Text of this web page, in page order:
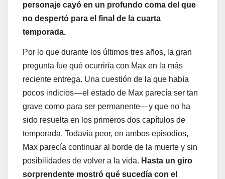
personaje cayó en un profundo coma del que
no despertó para el final de la cuarta
temporada.
Por lo que durante los últimos tres años, la gran
pregunta fue qué ocurriría con Max en la más
reciente entrega. Una cuestión de la que había
pocos indicios —el estado de Max parecía ser tan
grave como para ser permanente— y que no ha
sido resuelta en los primeros dos capítulos de
temporada. Todavía peor, en ambos episodios,
Max parecía continuar al borde de la muerte y sin
posibilidades de volver a la vida. Hasta un giro
sorprendente mostró qué sucedía con el